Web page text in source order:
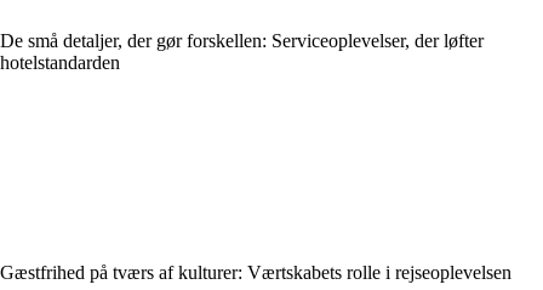
De små detaljer, der gør forskellen: Serviceoplevelser, der løfter
hotelstandarden
Gæstfrihed på tværs af kulturer: Værtskabets rolle i rejseoplevelsen